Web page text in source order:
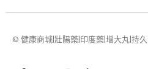
© 健康商城|壯陽藥|印度藥|增大丸|持